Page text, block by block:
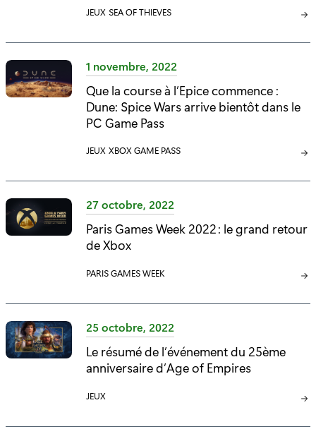
C
T
G
O
R
I
:
JEUX C
T
G
O
R
I
:
SEA OF THIEVES
1 novembre, 2022
Que la course à l’Epice commence :
Dune: Spice Wars arrive bientôt dans le
PC Game Pass
C
T
G
O
R
E
JEUX C
T
G
O
R
E
XBOX GAME PASS
27 octobre, 2022
Paris Games Week 2022 : le grand retour
de Xbox
C
T
G
O
R
E
PARIS GAMES WEEK
25 octobre, 2022
Le résumé de l’événement du 25ème
anniversaire d’Age of Empires
C
T
JEUX